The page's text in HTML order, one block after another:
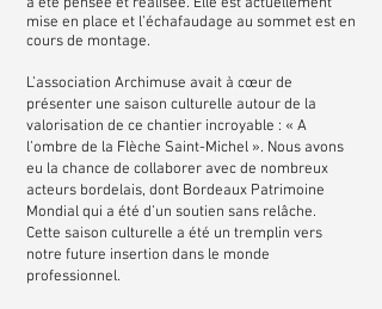
mise en place et l’échafaudage au sommet est en
cours de montage.
L’association Archimuse avait à cœur de
présenter une saison culturelle autour de la
valorisation de ce chantier incroyable : « A
l’ombre de la Flèche Saint-Michel ». Nous avons
eu la chance de collaborer avec de nombreux
acteurs bordelais, dont Bordeaux Patrimoine
Mondial qui a été d’un soutien sans relâche.
Cette saison culturelle a été un tremplin vers
notre future insertion dans le monde
professionnel.